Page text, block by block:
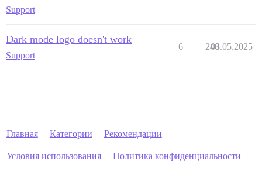
Support
Dark mode logo doesn't work
Support
6 240
03.05.2025
Главная Категории Рекомендации
Условия использования Политика конфиденциальности